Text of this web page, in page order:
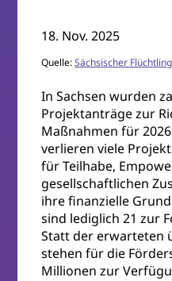
18. Nov. 2025
Quelle:Sächsischer
In Sachsen wurden
Projektanträge zur
Maßnahmen für
verlieren viele
für Teilhabe,
gesellschaftlichen
ihre finanzielle
sind lediglich 21 zur
Statt der erwarteten
stehen für die
Millionen zur